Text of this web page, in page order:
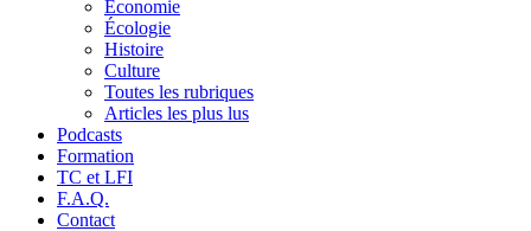
Économie
Écologie
Histoire
Culture
Toutes les rubriques
Articles les plus lus
Podcasts
Formation
TC et LFI
F.A.Q.
Contact